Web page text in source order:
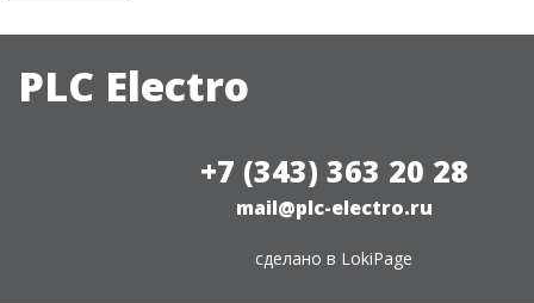
PLC Electro
+7 (343) 363 20 28
mail@plc-electro.ru
сделано в LokiPage